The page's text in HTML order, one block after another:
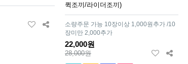
퀵조끼/라이더조끼)
소량주문 가능 10장이상 1,000원추가 /10
장미만 2,000추가
22,000원
28,000원